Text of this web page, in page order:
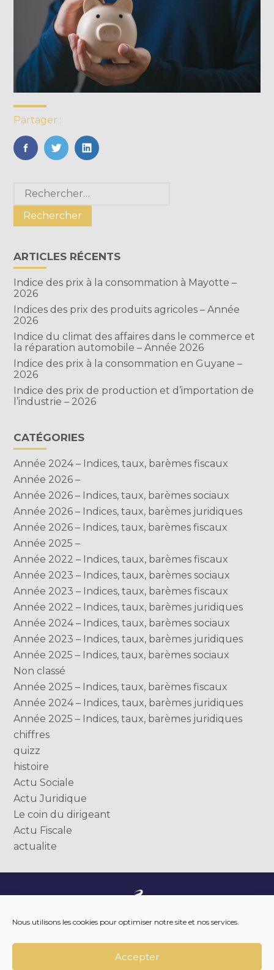
Nous utilisons les cookies pour optimiser notre site et nos services.
Accepter
Partager :
FaceBook
TwitterLinkedIn
Blog
sidebar
Rechercher :
ARTICLES RÉCENTS
Indice des prix à la consommation à Mayotte –
2026
Indices des prix des produits agricoles – Année
2026
Indice du climat des affaires dans le commerce et
la réparation automobile – Année 2026
Indice des prix à la consommation en Guyane –
2026
Indice des prix de production et d’importation de
l’industrie – 2026
CATÉGORIES
Année 2024 – Indices, taux, barèmes fiscaux
Année 2026 –
Année 2026 – Indices, taux, barèmes sociaux
Année 2026 – Indices, taux, barèmes juridiques
Année 2026 – Indices, taux, barèmes fiscaux
Année 2025 –
Année 2022 – Indices, taux, barèmes fiscaux
Année 2023 – Indices, taux, barèmes sociaux
Année 2023 – Indices, taux, barèmes fiscaux
Année 2022 – Indices, taux, barèmes juridiques
Année 2024 – Indices, taux, barèmes sociaux
Année 2023 – Indices, taux, barèmes juridiques
Année 2025 – Indices, taux, barèmes sociaux
Non classé
Année 2025 – Indices, taux, barèmes fiscaux
Année 2024 – Indices, taux, barèmes juridiques
Année 2025 – Indices, taux, barèmes juridiques
chiffres
quizz
histoire
Actu Sociale
Actu Juridique
Le coin du dirigeant
Actu Fiscale
actualite
Principale
NOS OUTILS DIGITAUX
NOTRE ACTUALITÉ